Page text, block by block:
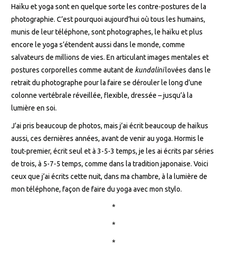
Haïku et yoga sont en quelque sorte les contre-postures de la
photographie. C’est pourquoi aujourd’hui où tous les humains,
munis de leur téléphone, sont photographes, le haïku et plus
encore le yoga s’étendent aussi dans le monde, comme
salvateurs de millions de vies. En articulant images mentales et
postures corporelles comme autant de kundalinilovées dans le
retrait du photographe pour la faire se dérouler le long d’une
colonne vertébrale réveillée, flexible, dressée – jusqu’à la
lumière en soi.
J’ai pris beaucoup de photos, mais j’ai écrit beaucoup de haïkus
aussi, ces dernières années, avant de venir au yoga. Hormis le
tout-premier, écrit seul et à 3-5-3 temps, je les ai écrits par séries
de trois, à 5-7-5 temps, comme dans la tradition japonaise. Voici
ceux que j’ai écrits cette nuit, dans ma chambre, à la lumière de
mon téléphone, façon de faire du yoga avec mon stylo.
*
*
*